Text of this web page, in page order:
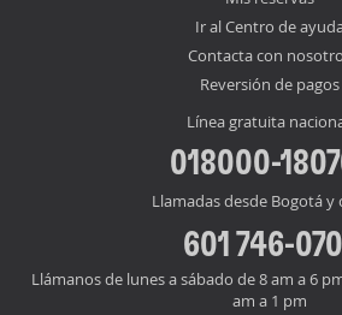
Ir al Centro de
Contacta con
Reversión de pagos
Línea gratuita
018000-
Llamadas desde Bogotá y
601 746-
Llámanos de lunes a sábado de 8 am a 6
am a 1 pm